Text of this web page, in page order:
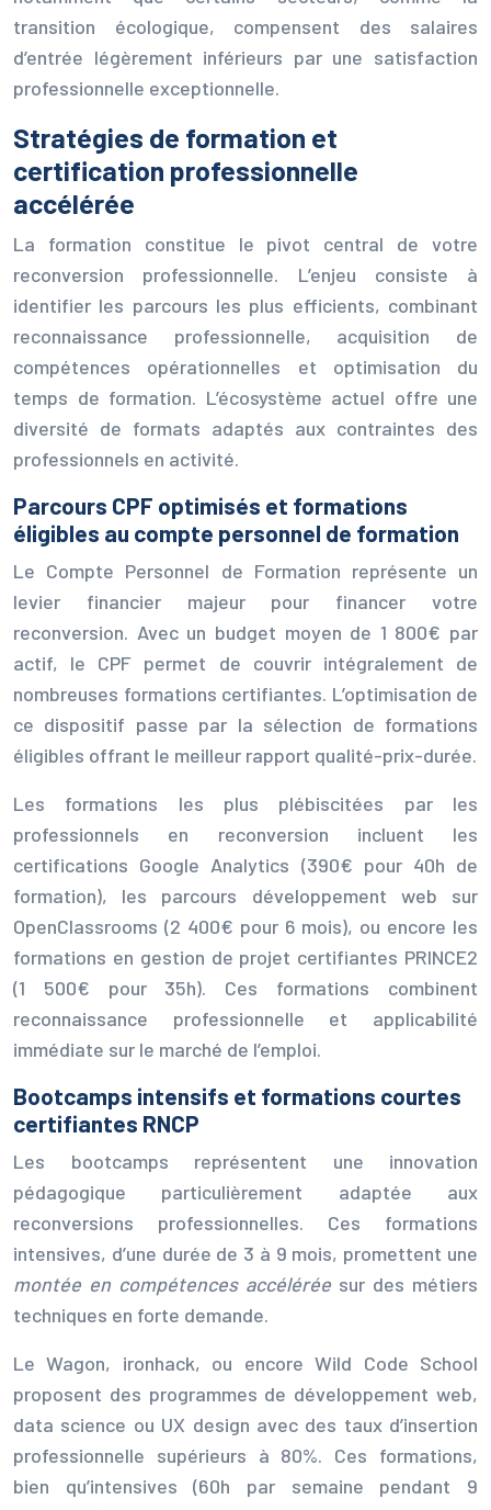
transition écologique, compensent des salaires
d’entrée légèrement inférieurs par une satisfaction
professionnelle exceptionnelle.
Stratégies de formation et
certification professionnelle
accélérée
La formation constitue le pivot central de votre
reconversion professionnelle. L’enjeu consiste à
identifier les parcours les plus efficients, combinant
reconnaissance professionnelle, acquisition de
compétences opérationnelles et optimisation du
temps de formation. L’écosystème actuel offre une
diversité de formats adaptés aux contraintes des
professionnels en activité.
Parcours CPF optimisés et formations
éligibles au compte personnel de formation
Le Compte Personnel de Formation représente un
levier financier majeur pour financer votre
reconversion. Avec un budget moyen de 1 800€ par
actif, le CPF permet de couvrir intégralement de
nombreuses formations certifiantes. L’optimisation de
ce dispositif passe par la sélection de formations
éligibles offrant le meilleur rapport qualité-prix-durée.
Les formations les plus plébiscitées par les
professionnels en reconversion incluent les
certifications Google Analytics (390€ pour 40h de
formation), les parcours développement web sur
OpenClassrooms (2 400€ pour 6 mois), ou encore les
formations en gestion de projet certifiantes PRINCE2
(1 500€ pour 35h). Ces formations combinent
reconnaissance professionnelle et applicabilité
immédiate sur le marché de l’emploi.
Bootcamps intensifs et formations courtes
certifiantes RNCP
Les bootcamps représentent une innovation
pédagogique particulièrement adaptée aux
reconversions professionnelles. Ces formations
intensives, d’une durée de 3 à 9 mois, promettent une
montée en compétences accélérée sur des métiers
techniques en forte demande.
Le Wagon, ironhack, ou encore Wild Code School
proposent des programmes de développement web,
data science ou UX design avec des taux d’insertion
professionnelle supérieurs à 80%. Ces formations,
bien qu’intensives (60h par semaine pendant 9